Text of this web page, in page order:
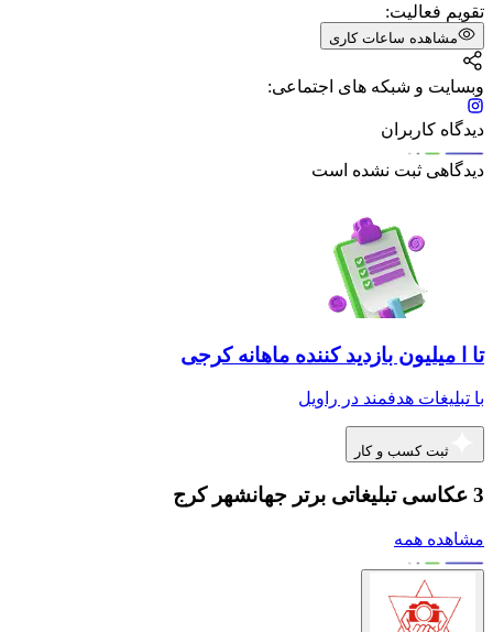
تقویم فعالیت:
مشاهده ساعات کاری
وبسایت و شبکه های اجتماعی:
دیدگاه کاربران
دیدگاهی ثبت نشده است
تا ا میلیون بازدید کننده ماهانه کرجی
با تبلیغات هدفمند در راویل
ثبت کسب و کار
3 عکاسی تبلیغاتی برتر جهانشهر کرج
مشاهده همه